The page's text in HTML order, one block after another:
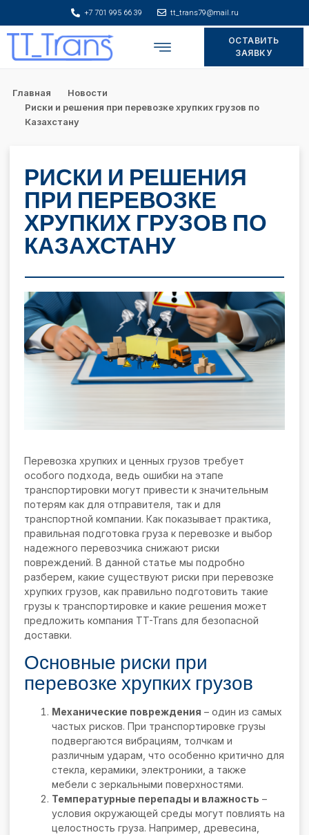
+7 701 995 66 39 tt_trans79@mail.ru
ОСТАВИТЬ
ЗАЯВКУ
Главная
Новости
Риски и решения при перевозке хрупких грузов по
Казахстану
РИСКИ И РЕШЕНИЯ
ПРИ ПЕРЕВОЗКЕ
ХРУПКИХ ГРУЗОВ ПО
КАЗАХСТАНУ
Перевозка хрупких и ценных грузов требует
особого подхода, ведь ошибки на этапе
транспортировки могут привести к значительным
потерям как для отправителя, так и для
транспортной компании. Как показывает практика,
правильная подготовка груза к перевозке и выбор
надежного перевозчика снижают риски
повреждений. В данной статье мы подробно
разберем, какие существуют риски при перевозке
хрупких грузов, как правильно подготовить такие
грузы к транспортировке и какие решения может
предложить компания TT-Trans для безопасной
доставки.
Основные риски при
перевозке хрупких грузов
Механические повреждения – один из самых
частых рисков. При транспортировке грузы
подвергаются вибрациям, толчкам и
различным ударам, что особенно критично для
стекла, керамики, электроники, а также
мебели с зеркальными поверхностями.
Температурные перепады и влажность –
условия окружающей среды могут повлиять на
целостность груза. Например, древесина,